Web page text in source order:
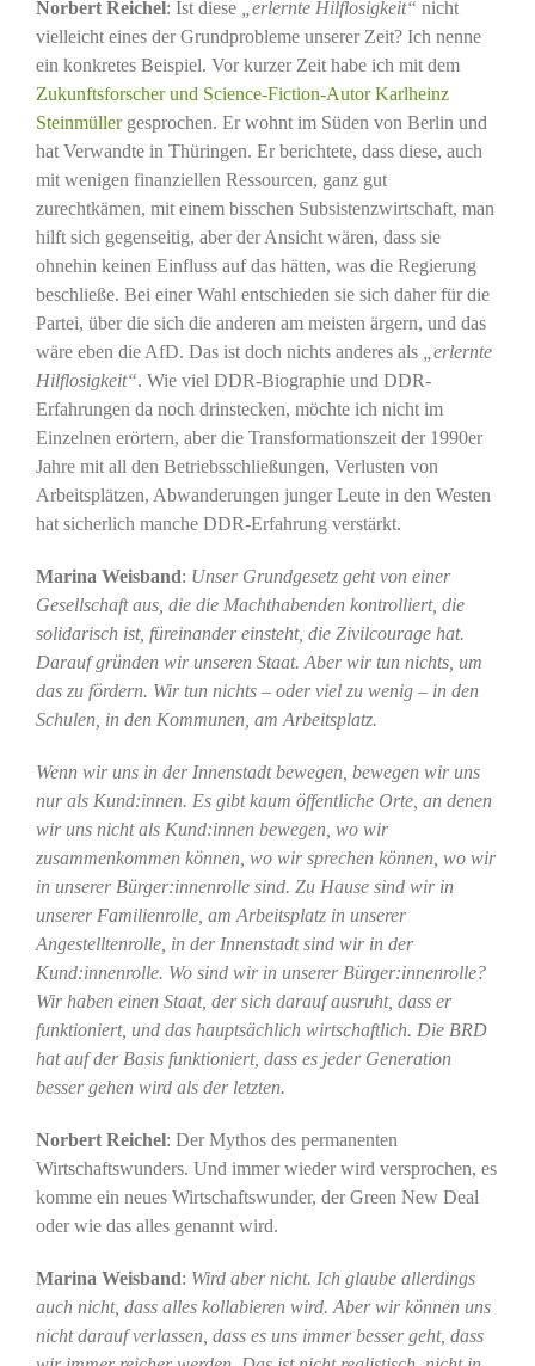
Norbert Reichel: Ist diese „erlernte Hilflosigkeit“ nicht
vielleicht eines der Grundprobleme unserer Zeit? Ich nenne
ein konkretes Beispiel. Vor kurzer Zeit habe ich mit dem
Zukunftsforscher und Science-Fiction-Autor Karlheinz
Steinmüllergesprochen. Er wohnt im Süden von Berlin und
hat Verwandte in Thüringen. Er berichtete, dass diese, auch
mit wenigen finanziellen Ressourcen, ganz gut
zurechtkämen, mit einem bisschen Subsistenzwirtschaft, man
hilft sich gegenseitig, aber der Ansicht wären, dass sie
ohnehin keinen Einfluss auf das hätten, was die Regierung
beschließe. Bei einer Wahl entschieden sie sich daher für die
Partei, über die sich die anderen am meisten ärgern, und das
wäre eben die AfD. Das ist doch nichts anderes als
„erlernte
Hilflosigkeit“. Wie viel DDR-Biographie und DDR-
Erfahrungen da noch drinstecken, möchte ich nicht im
Einzelnen erörtern, aber die Transformationszeit der 1990er
Jahre mit all den Betriebsschließungen, Verlusten von
Arbeitsplätzen, Abwanderungen junger Leute in den Westen
hat sicherlich manche DDR-Erfahrung verstärkt.
Marina Weisband: Unser Grundgesetz geht von einer
Gesellschaft aus, die die Machthabenden kontrolliert, die
solidarisch ist, füreinander einsteht, die Zivilcourage hat.
Darauf gründen wir unseren Staat. Aber wir tun nichts, um
das zu fördern. Wir tun nichts – oder viel zu wenig – in den
Schulen, in den Kommunen, am Arbeitsplatz.
Wenn wir uns in der Innenstadt bewegen, bewegen wir uns
nur als Kund:innen. Es gibt kaum öffentliche Orte, an denen
wir uns nicht als Kund:innen bewegen, wo wir
zusammenkommen können, wo wir sprechen können, wo wir
in unserer Bürger:innenrolle sind. Zu Hause sind wir in
unserer Familienrolle, am Arbeitsplatz in unserer
Angestelltenrolle, in der Innenstadt sind wir in der
Kund:innenrolle. Wo sind wir in unserer Bürger:innenrolle?
Wir haben einen Staat, der sich darauf ausruht, dass er
funktioniert, und das hauptsächlich wirtschaftlich. Die BRD
hat auf der Basis funktioniert, dass es jeder Generation
besser gehen wird als der letzten.
Norbert Reichel: Der Mythos des permanenten
Wirtschaftswunders. Und immer wieder wird versprochen, es
komme ein neues Wirtschaftswunder, der Green New Deal
oder wie das alles genannt wird.
Marina Weisband: Wird aber nicht. Ich glaube allerdings
auch nicht, dass alles kollabieren wird. Aber wir können uns
nicht darauf verlassen, dass es uns immer besser geht, dass